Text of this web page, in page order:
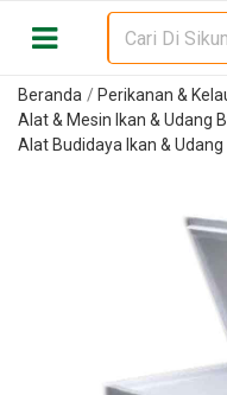
Beranda
Perikanan &
Alat & Mesin Ikan & Udang
Alat Budidaya Ikan & Udang